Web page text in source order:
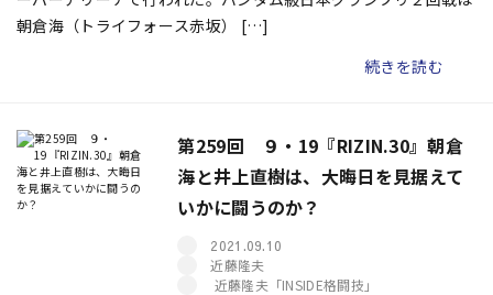
朝倉海（トライフォース赤坂） […]
続きを読む
第259回 ９・19『RIZIN.30』朝倉
海と井上直樹は、大晦日を見据えて
いかに闘うのか？
2021.09.10
近藤隆夫
近藤隆夫「INSIDE格闘技」